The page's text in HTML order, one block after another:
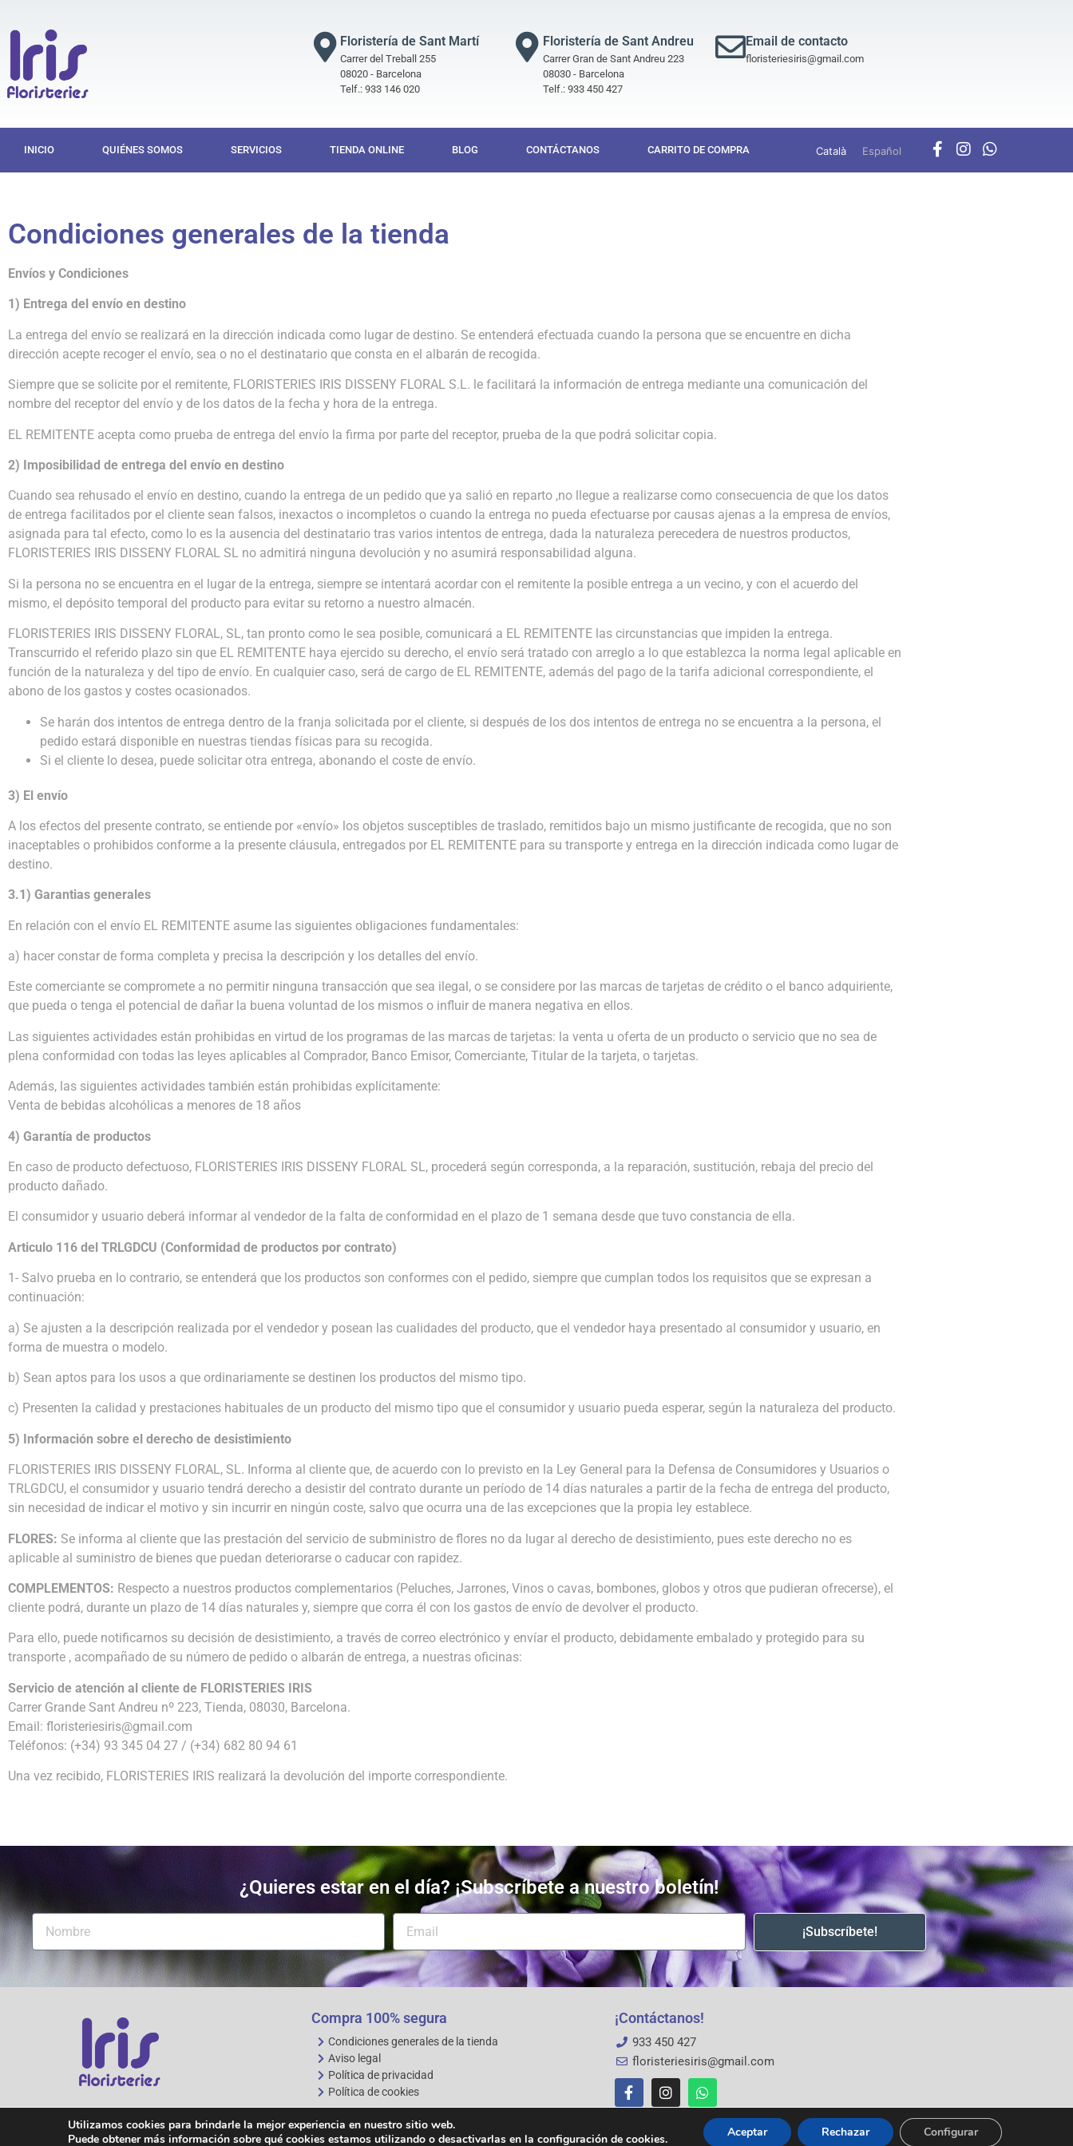
Floristería de Sant Martí
Carrer del Treball 255
08020 - Barcelona
Telf.: 933 146 020
Floristería de Sant Andreu
Carrer Gran de Sant Andreu 223
08030 - Barcelona
Telf.: 933 450 427
Email de contacto
floristeriesiris@gmail.com
INICIO QUIÉNES SOMOS SERVICIOS TIENDA ONLINE BLOG CONTÁCTANOS CARRITO DE COMPRA Català Español
Condiciones generales de la tienda
Envíos y Condiciones
1) Entrega del envío en destino
La entrega del envío se realizará en la dirección indicada como lugar de destino. Se entenderá efectuada cuando la persona que se encuentre en dicha
dirección acepte recoger el envío, sea o no el destinatario que consta en el albarán de recogida.
Siempre que se solicite por el remitente, FLORISTERIES IRIS DISSENY FLORAL S.L. le facilitará la información de entrega mediante una comunicación del
nombre del receptor del envío y de los datos de la fecha y hora de la entrega.
EL REMITENTE acepta como prueba de entrega del envío la firma por parte del receptor, prueba de la que podrá solicitar copia.
2) Imposibilidad de entrega del envío en destino
Cuando sea rehusado el envío en destino, cuando la entrega de un pedido que ya salió en reparto ,no llegue a realizarse como consecuencia de que los datos
de entrega facilitados por el cliente sean falsos, inexactos o incompletos o cuando la entrega no pueda efectuarse por causas ajenas a la empresa de envíos,
asignada para tal efecto, como lo es la ausencia del destinatario tras varios intentos de entrega, dada la naturaleza perecedera de nuestros productos,
FLORISTERIES IRIS DISSENY FLORAL SL no admitirá ninguna devolución y no asumirá responsabilidad alguna.
Si la persona no se encuentra en el lugar de la entrega, siempre se intentará acordar con el remitente la posible entrega a un vecino, y con el acuerdo del
mismo, el depósito temporal del producto para evitar su retorno a nuestro almacén.
FLORISTERIES IRIS DISSENY FLORAL, SL, tan pronto como le sea posible, comunicará a EL REMITENTE las circunstancias que impiden la entrega.
Transcurrido el referido plazo sin que EL REMITENTE haya ejercido su derecho, el envío será tratado con arreglo a lo que establezca la norma legal aplicable en
función de la naturaleza y del tipo de envío. En cualquier caso, será de cargo de EL REMITENTE, además del pago de la tarifa adicional correspondiente, el
abono de los gastos y costes ocasionados.
Se harán dos intentos de entrega dentro de la franja solicitada por el cliente, si después de los dos intentos de entrega no se encuentra a la persona, el
pedido estará disponible en nuestras tiendas físicas para su recogida.
Si el cliente lo desea, puede solicitar otra entrega, abonando el coste de envío.
3) El envío
A los efectos del presente contrato, se entiende por «envío» los objetos susceptibles de traslado, remitidos bajo un mismo justificante de recogida, que no son
inaceptables o prohibidos conforme a la presente cláusula, entregados por EL REMITENTE para su transporte y entrega en la dirección indicada como lugar de
destino.
3.1) Garantias generales
En relación con el envío EL REMITENTE asume las siguientes obligaciones fundamentales:
a) hacer constar de forma completa y precisa la descripción y los detalles del envío.
Este comerciante se compromete a no permitir ninguna transacción que sea ilegal, o se considere por las marcas de tarjetas de crédito o el banco adquiriente,
que pueda o tenga el potencial de dañar la buena voluntad de los mismos o influir de manera negativa en ellos.
Las siguientes actividades están prohibidas en virtud de los programas de las marcas de tarjetas: la venta u oferta de un producto o servicio que no sea de
plena conformidad con todas las leyes aplicables al Comprador, Banco Emisor, Comerciante, Titular de la tarjeta, o tarjetas.
Además, las siguientes actividades también están prohibidas explícitamente:
Venta de bebidas alcohólicas a menores de 18 años
4) Garantía de productos
En caso de producto defectuoso, FLORISTERIES IRIS DISSENY FLORAL SL, procederá según corresponda, a la reparación, sustitución, rebaja del precio del
producto dañado.
El consumidor y usuario deberá informar al vendedor de la falta de conformidad en el plazo de 1 semana desde que tuvo constancia de ella.
Articulo 116 del TRLGDCU (Conformidad de productos por contrato)
1- Salvo prueba en lo contrario, se entenderá que los productos son conformes con el pedido, siempre que cumplan todos los requisitos que se expresan a
continuación:
a) Se ajusten a la descripción realizada por el vendedor y posean las cualidades del producto, que el vendedor haya presentado al consumidor y usuario, en
forma de muestra o modelo.
b) Sean aptos para los usos a que ordinariamente se destinen los productos del mismo tipo.
c) Presenten la calidad y prestaciones habituales de un producto del mismo tipo que el consumidor y usuario pueda esperar, según la naturaleza del producto.
5) Información sobre el derecho de desistimiento
FLORISTERIES IRIS DISSENY FLORAL, SL. Informa al cliente que, de acuerdo con lo previsto en la Ley General para la Defensa de Consumidores y Usuarios o
TRLGDCU, el consumidor y usuario tendrá derecho a desistir del contrato durante un período de 14 días naturales a partir de la fecha de entrega del producto,
sin necesidad de indicar el motivo y sin incurrir en ningún coste, salvo que ocurra una de las excepciones que la propia ley establece.
FLORES: Se informa al cliente que las prestación del servicio de subministro de flores no da lugar al derecho de desistimiento, pues este derecho no es
aplicable al suministro de bienes que puedan deteriorarse o caducar con rapidez.
COMPLEMENTOS: Respecto a nuestros productos complementarios (Peluches, Jarrones, Vinos o cavas, bombones, globos y otros que pudieran ofrecerse), el
cliente podrá, durante un plazo de 14 días naturales y, siempre que corra él con los gastos de envío de devolver el producto.
Para ello, puede notificarnos su decisión de desistimiento, a través de correo electrónico y envíar el producto, debidamente embalado y protegido para su
transporte , acompañado de su número de pedido o albarán de entrega, a nuestras oficinas:
Servicio de atención al cliente de FLORISTERIES IRIS
Carrer Grande Sant Andreu nº 223, Tienda, 08030, Barcelona.
Email: floristeriesiris@gmail.com
Teléfonos: (+34) 93 345 04 27 / (+34) 682 80 94 61
Una vez recibido, FLORISTERIES IRIS realizará la devolución del importe correspondiente.
¿Quieres estar en el día? ¡Subscríbete a nuestro boletín!
¡Subscríbete!
Compra 100% segura
Condiciones generales de la tienda
Aviso legal
Política de privacidad
Política de cookies
¡Contáctanos!
933 450 427
floristeriesiris@gmail.com
Copyright © 2021 Floristeries Iris - All rights reserved
Utilizamos cookies para brindarle la mejor experiencia en nuestro sitio web.
Puede obtener más información sobre qué cookies estamos utilizando o desactivarlas en la configuración de cookies.
Aceptar Rechazar Configurar